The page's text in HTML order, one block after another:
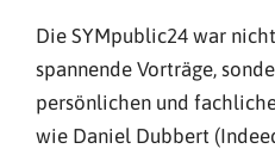
Die SYMpublic24 war
spannende Vorträge,
persönlichen und
wie Daniel Dubbert